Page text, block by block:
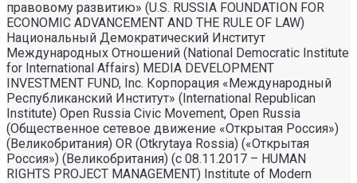
правовому развитию» (U.S. RUSSIA FOUNDATION FOR
ECONOMIC ADVANCEMENT AND THE RULE OF LAW)
Национальный Демократический Институт
Международных Отношений (National Democratic Institute
for International Affairs) MEDIA DEVELOPMENT
INVESTMENT FUND, Inc. Корпорация «Международный
Республиканский Институт» (International Republican
Institute) Open Russia Civic Movement, Open Russia
(Общественное сетевое движение «Открытая Россия»)
(Великобритания) OR (Otkrytaya Rossia) («Открытая
Россия») (Великобритания) (с 08.11.2017 – HUMAN
RIGHTS PROJECT MANAGEMENT) Institute of Modern